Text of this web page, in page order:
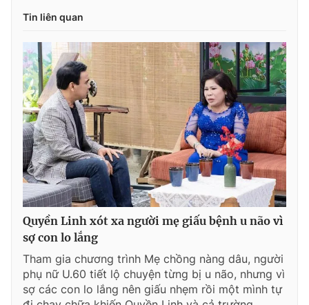
Tin liên quan
Quyền Linh xót xa người mẹ giấu bệnh u não vì
sợ con lo lắng
Tham gia chương trình Mẹ chồng nàng dâu, người
phụ nữ U.60 tiết lộ chuyện từng bị u não, nhưng vì
sợ các con lo lắng nên giấu nhẹm rồi một mình tự